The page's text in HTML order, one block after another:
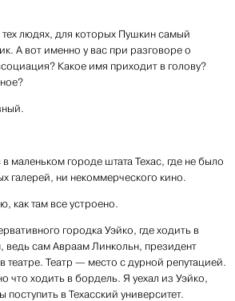
людях, для которых Пушкин самый
А вот именно у вас при разговоре о
Какое имя приходит в голову?
маленьком городе штата Техас, где не было
галерей, ни некоммерческого кино.
как там все устроено.
городка Уэйко, где ходить в
ведь сам Авраам Линкольн, президент
театре. Театр — место с дурной репутацией.
что ходить в бордель. Я уехал из Уэйко,
поступить в Техасский университет.